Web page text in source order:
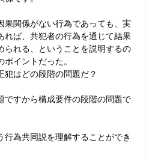
関係がない行為であっても、実
れば、共犯者の行為を通じて結果
られる、ということを説明するの
イントだった。
はどの段階の問題だ？
すから構成要件の段階の問題で
為共同説を理解することができ